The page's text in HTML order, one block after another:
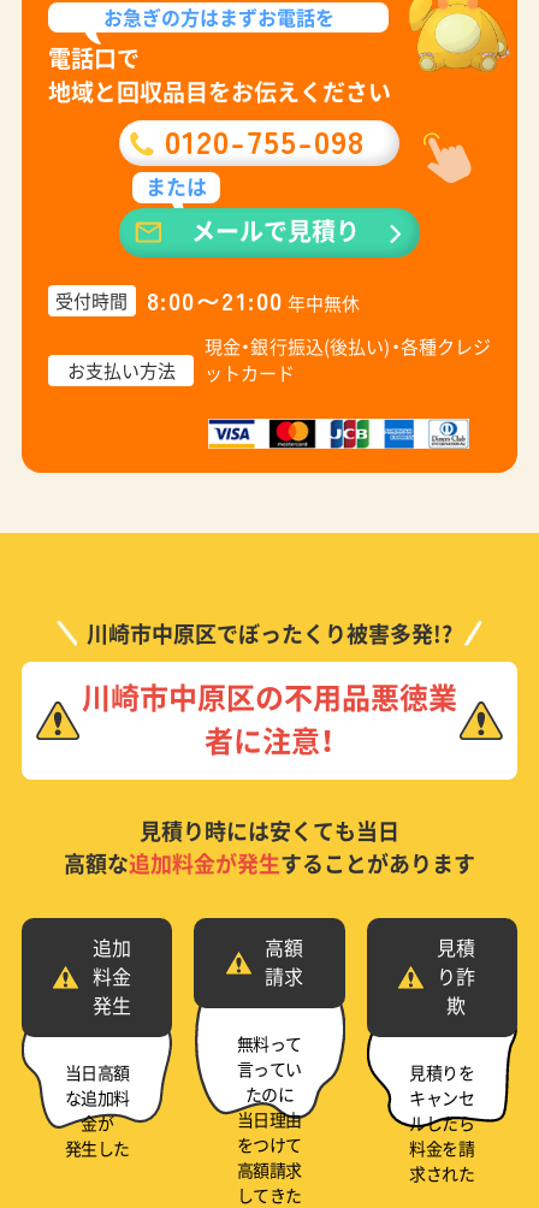
お急ぎの方はまずお電話を
電話口で
地域と回収品目をお伝えください
0120-755-098
または
メールで見積り
受付時間 8:00〜21:00 年中無休
お支払い方法
現金・銀行振込(後払い)・各種クレジ
ットカード
川崎市中原区でぼったくり被害多発!?
川崎市中原区の不用品悪徳業
者に注意！
見積り時には安くても当日
高額な追加料金が発生することがあります
追加
料金
発生
当日高額
な追加料
金が
発生した
高額
請求
無料って
言ってい
たのに
当日理由
をつけて
高額請求
してきた
見積
り詐
欺
見積りを
キャンセ
ルしたら
料金を請
求された